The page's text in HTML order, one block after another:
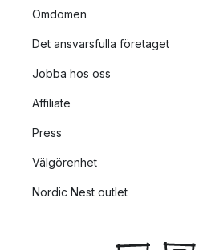
Omdömen
Det ansvarsfulla företaget
Jobba hos oss
Affiliate
Press
Välgörenhet
Nordic Nest outlet